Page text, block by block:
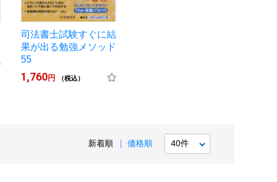
司法書士試験すぐに結
果が出る勉強メソッド
55
1,760円 （税込）
新着順 価格順